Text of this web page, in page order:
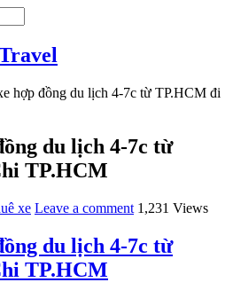
hợp đồng du lịch 4-7c từ TP.HCM đi
du lịch 4-7c từ
TP.HCM
xe Leave a comment 1,231 Views
du lịch 4-7c từ
TP.HCM